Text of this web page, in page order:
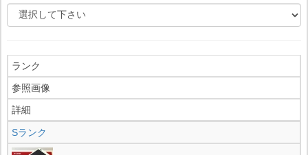
ランク
参照画像
詳細
Sランク